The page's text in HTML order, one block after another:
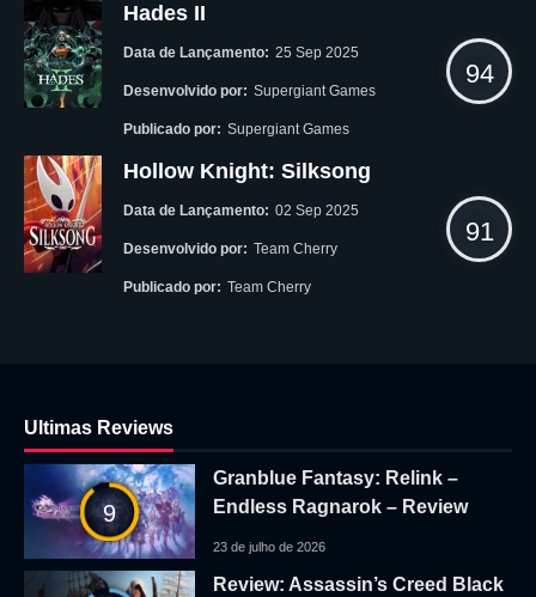
Hades II
Data de Lançamento: 25 Sep 2025
Desenvolvido por: Supergiant Games
Publicado por: Supergiant Games
94
Hollow Knight: Silksong
Data de Lançamento: 02 Sep 2025
Desenvolvido por: Team Cherry
Publicado por: Team Cherry
91
Ultimas Reviews
9
Granblue Fantasy: Relink –
Endless Ragnarok – Review
23 de julho de 2026
Review: Assassin’s Creed Black